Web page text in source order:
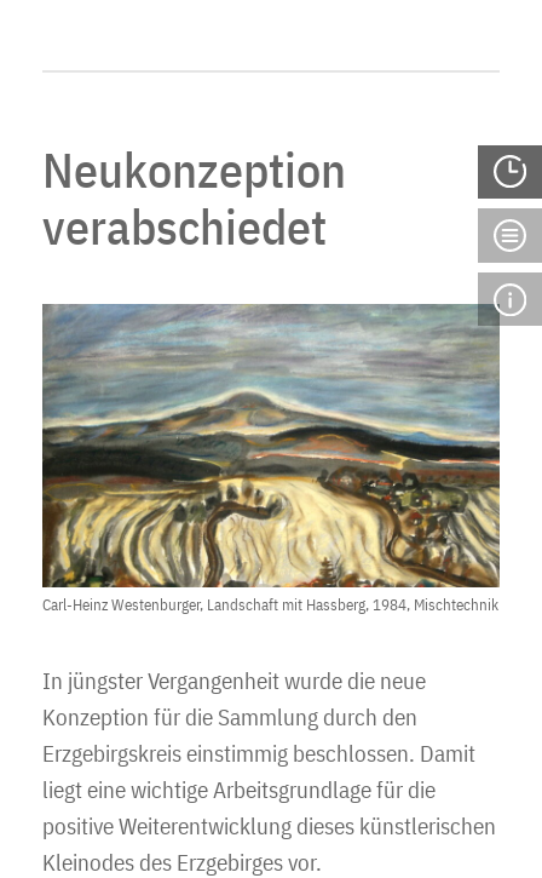
Neukonzeption
verabschiedet
Carl-Heinz Westenburger, Landschaft mit Hassberg, 1984, Mischtechnik
In jüngster Vergangenheit wurde die neue
Konzeption für die Sammlung durch den
Erzgebirgskreis einstimmig beschlossen. Damit
liegt eine wichtige Arbeitsgrundlage für die
positive Weiterentwicklung dieses künstlerischen
Kleinodes des Erzgebirges vor.